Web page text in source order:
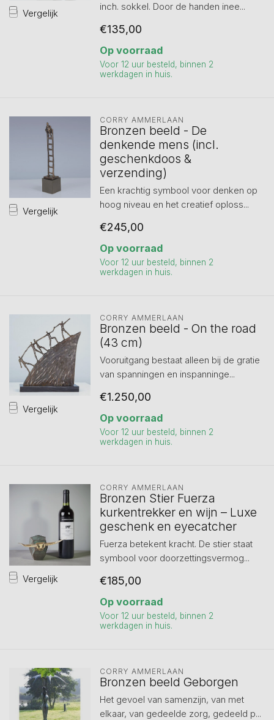
Vergelijk
inch. sokkel. Door de handen inee...
€135,00
Op voorraad
Voor 12 uur besteld, binnen 2
werkdagen in huis.
Vergelijk
CORRY AMMERLAAN
Bronzen beeld - De
denkende mens (incl.
geschenkdoos &
verzending)
Een krachtig symbool voor denken op
hoog niveau en het creatief oploss...
€245,00
Op voorraad
Voor 12 uur besteld, binnen 2
werkdagen in huis.
Vergelijk
CORRY AMMERLAAN
Bronzen beeld - On the road
(43 cm)
Vooruitgang bestaat alleen bij de gratie
van spanningen en inspanninge...
€1.250,00
Op voorraad
Voor 12 uur besteld, binnen 2
werkdagen in huis.
Vergelijk
CORRY AMMERLAAN
Bronzen Stier Fuerza
kurkentrekker en wijn – Luxe
geschenk en eyecatcher
Fuerza betekent kracht. De stier staat
symbool voor doorzettingsvermog...
€185,00
Op voorraad
Voor 12 uur besteld, binnen 2
werkdagen in huis.
CORRY AMMERLAAN
Bronzen beeld Geborgen
Het gevoel van samenzijn, van met
elkaar, van gedeelde zorg, gedeeld p...